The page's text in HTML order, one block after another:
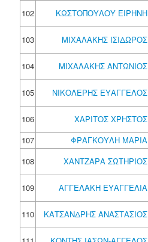
102
ΚΩΣΤΟΠΟΥΛΟΥ ΕΙΡΗΝΗ
103
ΜΙΧΑΛΑΚΗΣ ΙΣΙΔΩΡΟΣ
104
ΜΙΧΑΛΑΚΗΣ ΑΝΤΩΝΙΟΣ
105
ΝΙΚΟΛΕΡΗΣ ΕΥΑΓΓΕΛΟΣ
106
ΧΑΡΙΤΟΣ ΧΡΗΣΤΟΣ
107
ΦΡΑΓΚΟΥΛΗ ΜΑΡΙΑ
108
ΧΑΝΤΖΑΡΑ ΣΩΤΗΡΙΟΣ
109
ΑΓΓΕΛΑΚΗ ΕΥΑΓΓΕΛΙΑ
110
ΚΑΤΣΑΝΔΡΗΣ ΑΝΑΣΤΑΣΙΟΣ